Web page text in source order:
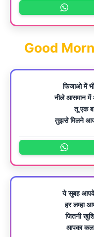
Good
फिजाओ में
नीले आसमान
तू एक
तुझसे मिलने आज
ये सुबह आपके
हर लम्हा
जितनी
आपका कल